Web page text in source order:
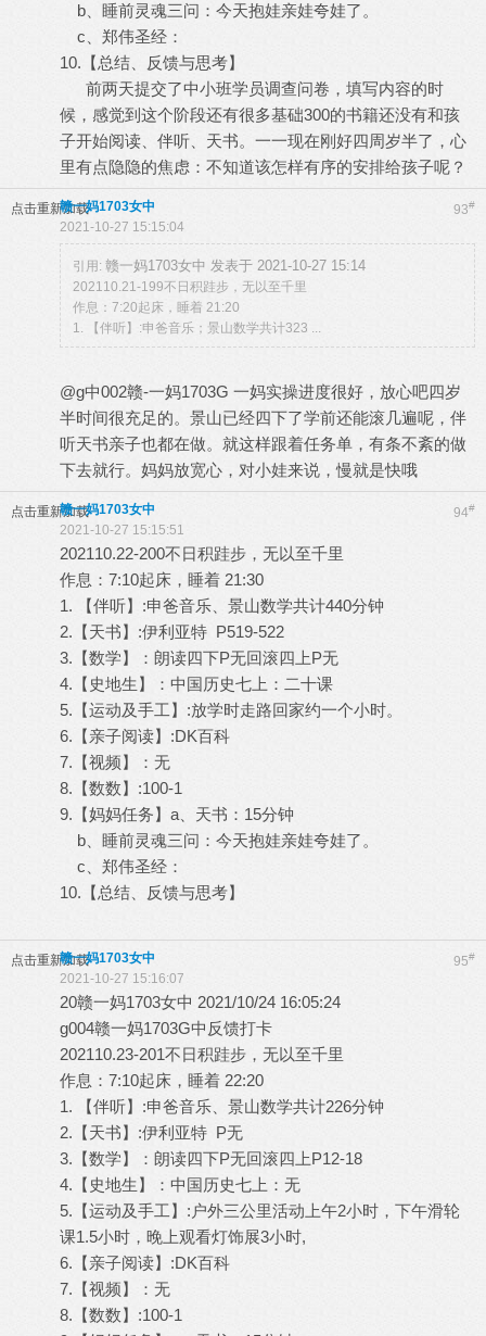
b、睡前灵魂三问：今天抱娃亲娃夸娃了。
c、郑伟圣经：
10.【总结、反馈与思考】
前两天提交了中小班学员调查问卷，填写内容的时
候，感觉到这个阶段还有很多基础300的书籍还没有和孩
子开始阅读、伴听、天书。一一现在刚好四周岁半了，心
里有点隐隐的焦虑：不知道该怎样有序的安排给孩子呢？
点击重新加载 93#
赣一妈1703女中
2021-10-27 15:15:04
引用: 赣一妈1703女中 发表于 2021-10-27 15:14
202110.21-199不日积跬步，无以至千里
作息：7:20起床，睡着 21:20
1. 【伴听】:申爸音乐；景山数学共计323 ...
@g中002赣-一妈1703G 一妈实操进度很好，放心吧四岁
半时间很充足的。景山已经四下了学前还能滚几遍呢，伴
听天书亲子也都在做。就这样跟着任务单，有条不紊的做
下去就行。妈妈放宽心，对小娃来说，慢就是快哦
点击重新加载 94#
赣一妈1703女中
2021-10-27 15:15:51
202110.22-200不日积跬步，无以至千里
作息：7:10起床，睡着 21:30
1. 【伴听】:申爸音乐、景山数学共计440分钟
2.【天书】:伊利亚特 P519-522
3.【数学】：朗读四下P无回滚四上P无
4.【史地生】：中国历史七上：二十课
5.【运动及手工】:放学时走路回家约一个小时。
6.【亲子阅读】:DK百科
7.【视频】：无
8.【数数】:100-1
9.【妈妈任务】a、天书：15分钟
b、睡前灵魂三问：今天抱娃亲娃夸娃了。
c、郑伟圣经：
10.【总结、反馈与思考】
点击重新加载 95#
赣一妈1703女中
2021-10-27 15:16:07
20赣一妈1703女中 2021/10/24 16:05:24
g004赣一妈1703G中反馈打卡
202110.23-201不日积跬步，无以至千里
作息：7:10起床，睡着 22:20
1. 【伴听】:申爸音乐、景山数学共计226分钟
2.【天书】:伊利亚特 P无
3.【数学】：朗读四下P无回滚四上P12-18
4.【史地生】：中国历史七上：无
5.【运动及手工】:户外三公里活动上午2小时，下午滑轮
课1.5小时，晚上观看灯饰展3小时,
6.【亲子阅读】:DK百科
7.【视频】：无
8.【数数】:100-1